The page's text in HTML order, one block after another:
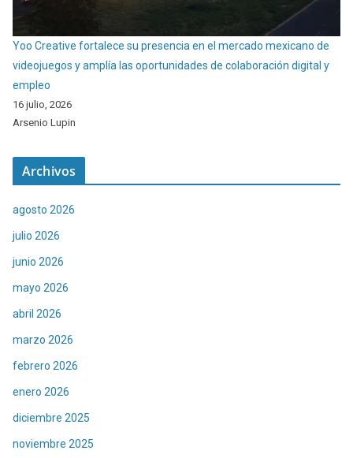
Yoo Creative fortalece su presencia en el mercado mexicano de
videojuegos y amplía las oportunidades de colaboración digital y
empleo
16 julio, 2026
Arsenio Lupin
Archivos
agosto 2026
julio 2026
junio 2026
mayo 2026
abril 2026
marzo 2026
febrero 2026
enero 2026
diciembre 2025
noviembre 2025